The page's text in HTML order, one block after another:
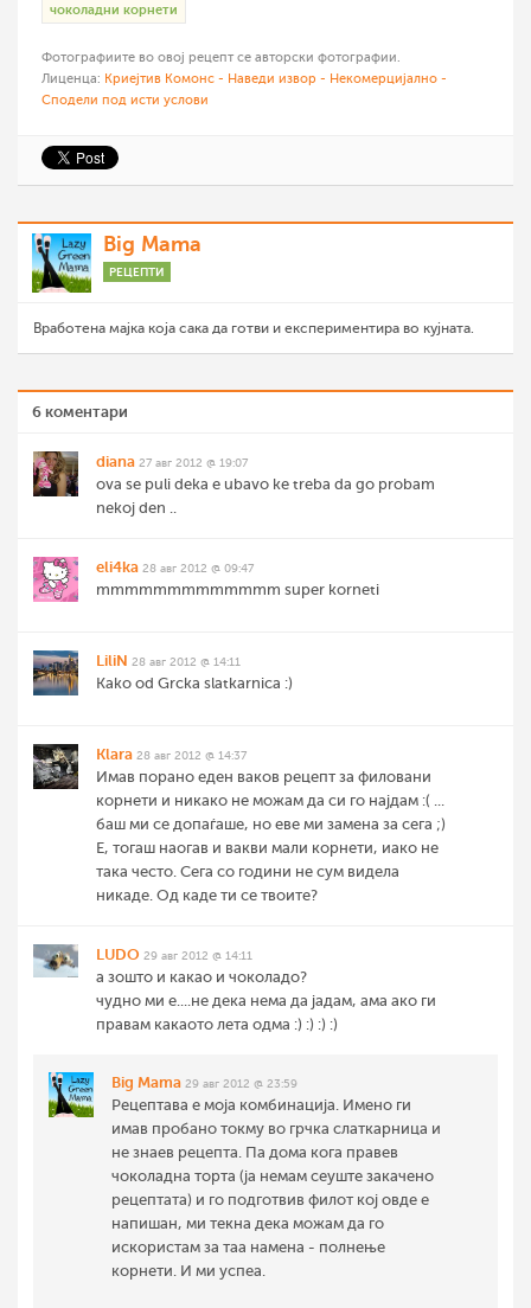
чоколадни корнети
Фотографиите во овој рецепт се авторски фотографии.
Лиценца: Криејтив Комонс - Наведи извор - Некомерцијално -
Сподели под исти услови
Big Mama
РЕЦЕПТИ
Вработена мајка која сака да готви и експериментира во кујната.
6 коментари
diana 27 авг 2012 @ 19:07
ova se puli deka e ubavo ke treba da go probam
nekoj den ..
eli4ka 28 авг 2012 @ 09:47
mmmmmmmmmmmmm super korneti
LiliN 28 авг 2012 @ 14:11
Kako od Grcka slatkarnica :)
Klara 28 авг 2012 @ 14:37
Имав порано еден ваков рецепт за филовани
корнети и никако не можам да си го најдам :( ...
баш ми се допаѓаше, но еве ми замена за сега ;)
Е, тогаш наогав и вакви мали корнети, иако не
така често. Сега со години не сум видела
никаде. Од каде ти се твоите?
LUDO 29 авг 2012 @ 14:11
а зошто и какао и чоколадо?
чудно ми е....не дека нема да јадам, ама ако ги
правам какаото лета одма :) :) :) :)
Big Mama 29 авг 2012 @ 23:59
Рецептава е моја комбинација. Имено ги
имав пробано токму во грчка слаткарница и
не знаев рецепта. Па дома кога правев
чоколадна торта (ја немам сеуште закачено
рецептата) и го подготвив филот кој овде е
напишан, ми текна дека можам да го
искористам за таа намена - полнење
корнети. И ми успеа.